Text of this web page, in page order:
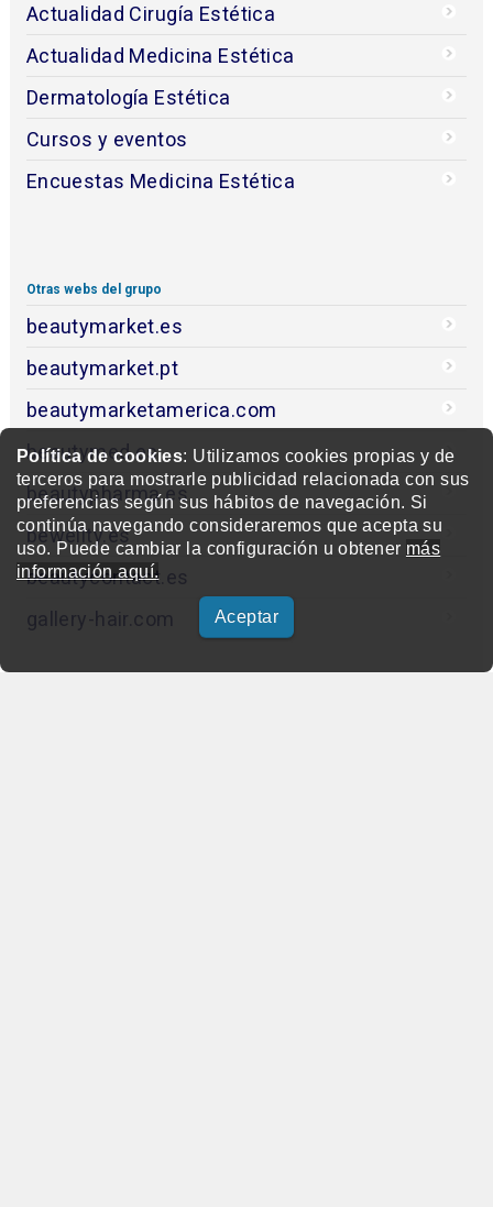
Política de cookies: Utilizamos cookies propias y de
terceros para mostrarle publicidad relacionada con sus
preferencias según sus hábitos de navegación. Si
continúa navegando consideraremos que acepta su
uso. Puede cambiar la configuración u obtener más
información aquí.
Aceptar
Actualidad Cirugía Estética
Actualidad Medicina Estética
Dermatología Estética
Cursos y eventos
Encuestas Medicina Estética
Otras webs del grupo
beautymarket.es
beautymarket.pt
beautymarketamerica.com
beautymed.es
beautypharma.es
bewellty.es
beautycontact.es
gallery-hair.com